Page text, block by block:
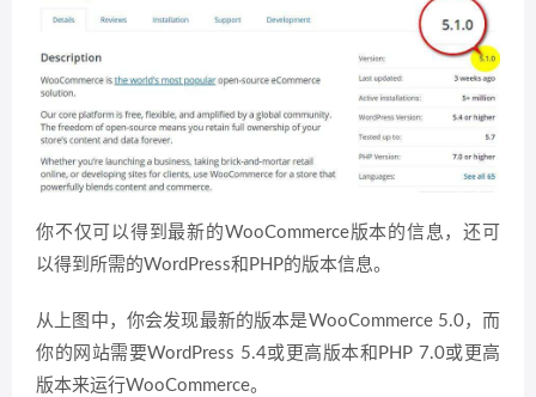
你不仅可以得到最新的WooCommerce版本的信息，还可
以得到所需的WordPress和PHP的版本信息。
从上图中，你会发现最新的版本是WooCommerce 5.0，而
你的网站需要WordPress 5.4或更高版本和PHP 7.0或更高
版本来运行WooCommerce。